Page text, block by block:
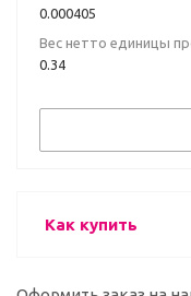
0.000405
Вес нетто единицы
0.34
Как купить